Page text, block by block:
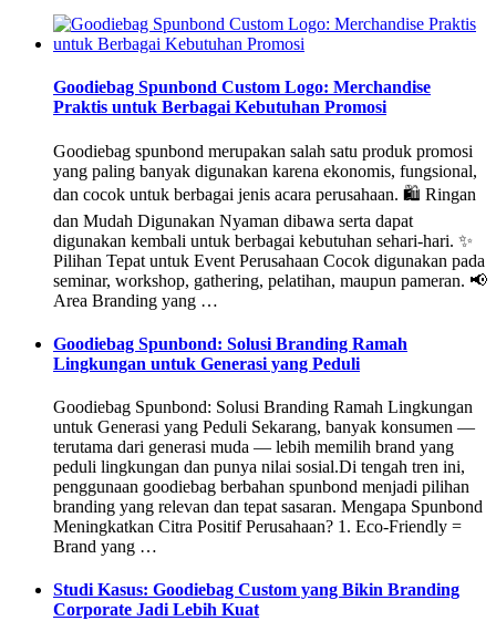
Goodiebag Spunbond Custom Logo: Merchandise
Praktis untuk Berbagai Kebutuhan Promosi
Goodiebag spunbond merupakan salah satu produk promosi
yang paling banyak digunakan karena ekonomis, fungsional,
dan cocok untuk berbagai jenis acara perusahaan. 🛍️ Ringan
dan Mudah Digunakan Nyaman dibawa serta dapat
digunakan kembali untuk berbagai kebutuhan sehari-hari. ✨
Pilihan Tepat untuk Event Perusahaan Cocok digunakan pada
seminar, workshop, gathering, pelatihan, maupun pameran. 📢
Area Branding yang …
Goodiebag Spunbond: Solusi Branding Ramah
Lingkungan untuk Generasi yang Peduli
Goodiebag Spunbond: Solusi Branding Ramah Lingkungan
untuk Generasi yang Peduli Sekarang, banyak konsumen —
terutama dari generasi muda — lebih memilih brand yang
peduli lingkungan dan punya nilai sosial.Di tengah tren ini,
penggunaan goodiebag berbahan spunbond menjadi pilihan
branding yang relevan dan tepat sasaran. Mengapa Spunbond
Meningkatkan Citra Positif Perusahaan? 1. Eco-Friendly =
Brand yang …
Studi Kasus: Goodiebag Custom yang Bikin Branding
Corporate Jadi Lebih Kuat